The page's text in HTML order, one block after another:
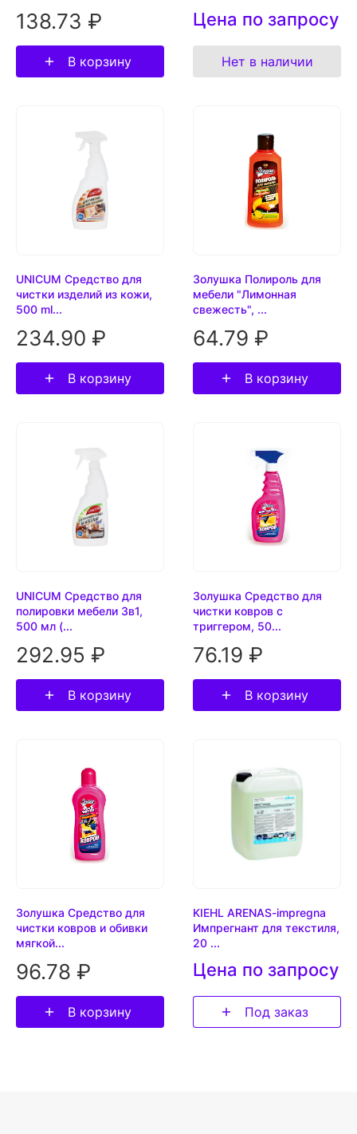
138.73 ₽
В корзину
Цена по запросу
Нет в наличии
UNICUM Средство для
чистки изделий из кожи,
500 ml...
234.90 ₽
В корзину
Золушка Полироль для
мебели "Лимонная
свежесть", ...
64.79 ₽
В корзину
UNICUM Средство для
полировки мебели 3в1,
500 мл (...
292.95 ₽
В корзину
Золушка Средство для
чистки ковров с
триггером, 50...
76.19 ₽
В корзину
Золушка Средство для
чистки ковров и обивки
мягкой...
96.78 ₽
В корзину
KIEHL ARENAS-impregna
Импрегнант для текстиля,
20 ...
Цена по запросу
Под заказ